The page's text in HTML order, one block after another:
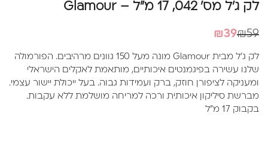
לק ג'ל מס' 042, 17 מ"ל – Glamour
₪59
המחיר
היה:
₪59.
₪39
המחיר
הוא:
₪39.
לק ג'ל מבית Glamour מונה מעל 150 גוונים מרהיבים. הפורמולה
שלנו עשירה בפיגמנטים איכותיים, מותאמת לאקלים הישראלי
ומעניקה לציפורן חוזק, ברק ועמידות גבוה. בעל ייכולת יישור עצמי.
מברשת סיליקון איכותית ורכה למריחה מושלמת ללא עקבות.
בקבוק 17 מ"ל